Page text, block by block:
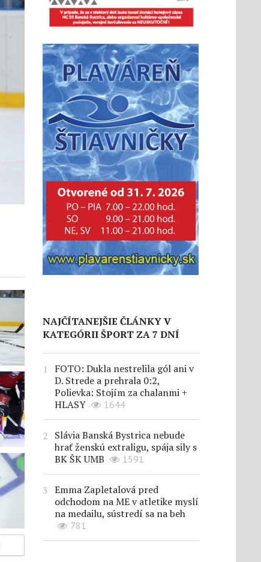
NAJČÍTANEJŠIE ČLÁNKY V
KATEGÓRII ŠPORT ZA 7 DNÍ
FOTO: Dukla nestrelila gól ani v
D. Strede a prehrala 0:2,
Polievka: Stojím za chalanmi +
HLASY
1644
Slávia Banská Bystrica nebude
hrať ženskú extraligu, spája sily s
BK ŠK UMB
1591
Emma Zapletalová pred
odchodom na ME v atletike myslí
na medailu, sústredí sa na beh
781